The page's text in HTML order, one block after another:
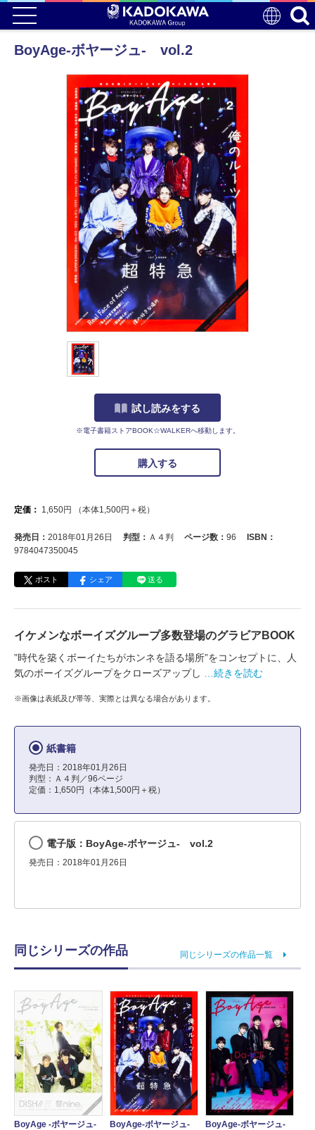
BoyAge-ボヤージュ- vol.2
試し読みをする
※電子書籍ストアBOOK☆WALKERへ移動します。
購入する
定価： 1,650円 （本体1,500円＋税）
発売日： 2018年01月26日 判型： Ａ４判 ページ数： 96
ISBN：
9784047350045
ポスト シェア 送る
イケメンなボーイズグループ多数登場のグラビアBOOK
”時代を築くボーイたちがホンネを語る場所”をコンセプトに、人
気のボーイズグループをクローズアップし
…続きを読む
※画像は表紙及び帯等、実際とは異なる場合があります。
紙書籍
発売日：2018年01月26日
判型：Ａ４判／96ページ
定価：1,650円（本体1,500円＋税）
電子版：BoyAge-ボヤージュ- vol.2
発売日：2018年01月26日
同じシリーズの作品 同じシリーズの作品一覧
BoyAge -ボヤージュ-
BoyAge-ボヤージュ-
BoyAge-ボヤージュ-